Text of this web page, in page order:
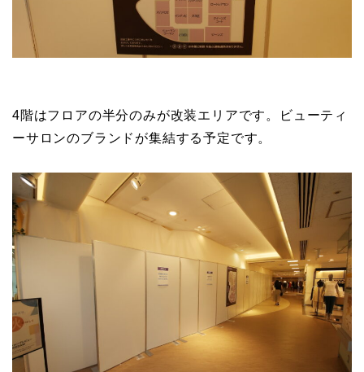
4階はフロアの半分のみが改装エリアです。ビューティ
ーサロンのブランドが集結する予定です。